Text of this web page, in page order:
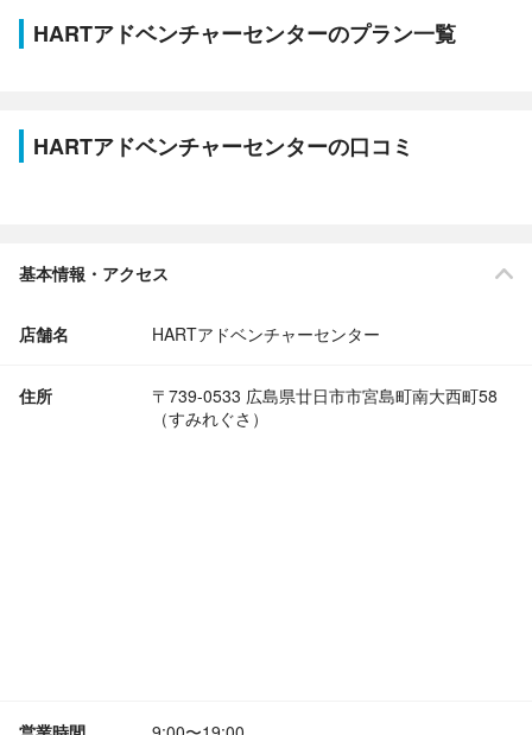
HARTアドベンチャーセンターのプラン一覧
HARTアドベンチャーセンターの口コミ
基本情報・アクセス
店舗名 HARTアドベンチャーセンター
住所
〒739-0533 広島県廿日市市宮島町南大西町58
（すみれぐさ）